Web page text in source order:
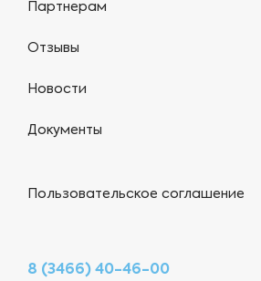
Партнерам
Отзывы
Новости
Документы
Пользовательское соглашение
8 (3466) 40-46-00